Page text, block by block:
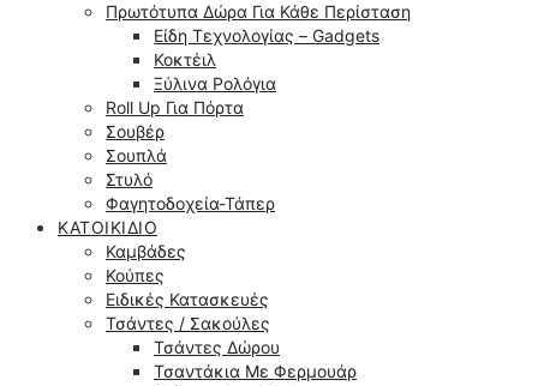
Πρωτότυπα Δώρα Για Κάθε Περίσταση
Είδη Τεχνολογίας – Gadgets
Κοκτέιλ
Ξύλινα Ρολόγια
Roll Up Για Πόρτα
Σουβέρ
Σουπλά
Στυλό
Φαγητοδοχεία-Τάπερ
ΚΑΤΟΙΚΊΔΙΟ
Καμβάδες
Κούπες
Ειδικές Κατασκευές
Τσάντες / Σακούλες
Τσάντες Δώρου
Τσαντάκια Με Φερμουάρ